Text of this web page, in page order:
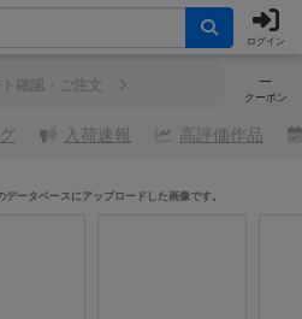
ログイン
─
クーポン
ト確認・ご注文
入荷速報 高評価作品
データベースにアップロードした画像です。